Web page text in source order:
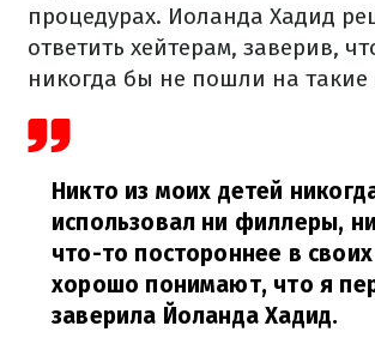
процедурах. Иоланда Хадид
ответить хейтерам, заверив,
никогда бы не пошли на
Никто из моих детей
использовал ни филлеры,
что-то постороннее в
хорошо понимают, что я
заверила Йоланда Хадид.